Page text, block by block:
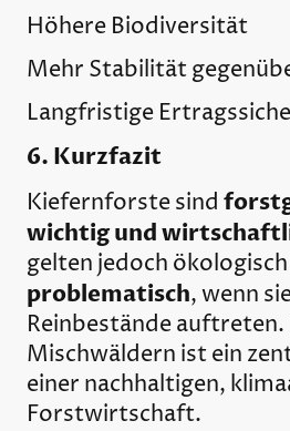
Höhere Biodiversität
Mehr Stabilität
Langfristige
6. Kurzfazit
Kiefernforste sind
wichtig und
gelten jedoch ökologisch
problematisch, wenn
Reinbestände auftreten.
Mischwäldern ist ein
einer nachhaltigen,
Forstwirtschaft.